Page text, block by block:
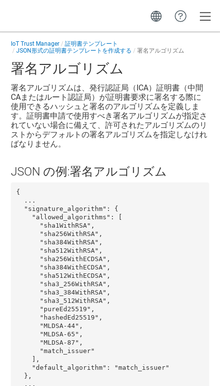
IoT Trust Manager
証明書テンプレート
JSON形式の証明書テンプレートを作成する
署名アルゴリズム
署名アルゴリズム
署名アルゴリズムは、発行認証局（ICA）証明書（中間
CAまたはルート認証局）が証明書要求に署名する際に
使用できるハッシュと署名のアルゴリズムを定義しま
す。証明書申請で使用すべき署名アルゴリズムが指定さ
れていない場合に備えて、許可されたアルゴリズムのリ
ストからデフォルトの署名アルゴリズムを指定しなけれ
ばなりません。
JSON の例:署名アルゴリズム
{